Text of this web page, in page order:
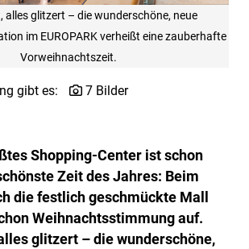
alles glitzert – die wunderschöne, neue
im EUROPARK verheißt eine zauberhafte
Vorweihnachtszeit.
gibt es:
7 Bilder
Shopping-Center ist schon
Zeit des Jahres: Beim
die festlich geschmückte Mall
Weihnachtsstimmung auf.
glitzert – die wunderschöne,